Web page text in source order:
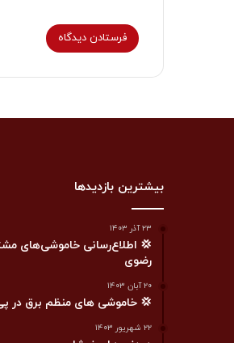
بیشترین بازدیدها
۲۳ آذر ۱۴۰۳
💢 اطلاع‌رسانی خاموشی‌های
رضوی
۲۰ آبان ۱۴۰۳
💢 خاموشی های منظم برق در
۲۲ شهریور ۱۴۰۳